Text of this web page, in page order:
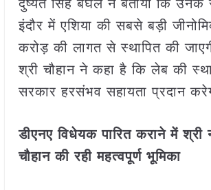
दुष्यंत सिंह बघेल ने बताया कि उनके
इंदौर में एशिया की सबसे बड़ी
करोड़ की लागत से स्थापित की
श्री चौहान ने कहा है कि लेब की
सरकार हरसंभव सहायता प्रदान
डीएनए विधेयक पारित कराने में श्री
चौहान की रही महत्वपूर्ण भूमिका